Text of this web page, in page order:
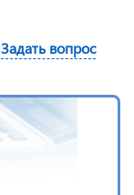
Задать вопрос